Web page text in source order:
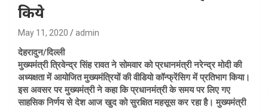
किये
May 11, 2020 admin
देहरादुन/दिल्ली
मुख्यमंत्री त्रिवेन्द्र सिंह रावत ने सोमवार को प्रधानमंत्री नरेन्द्र मोदी की
अध्यक्षता में आयोजित मुख्यमंत्रियों की वीडियो कॉन्फ्रेंसिग में प्रतिभाग किया।
इस अवसर पर मुख्यमंत्री ने कहा कि प्रधानमंत्री के समय पर लिए गए
साहसिक निर्णय से देश आज खुद को सुरक्षित महसूस कर रहा है। मुख्यमंत्री